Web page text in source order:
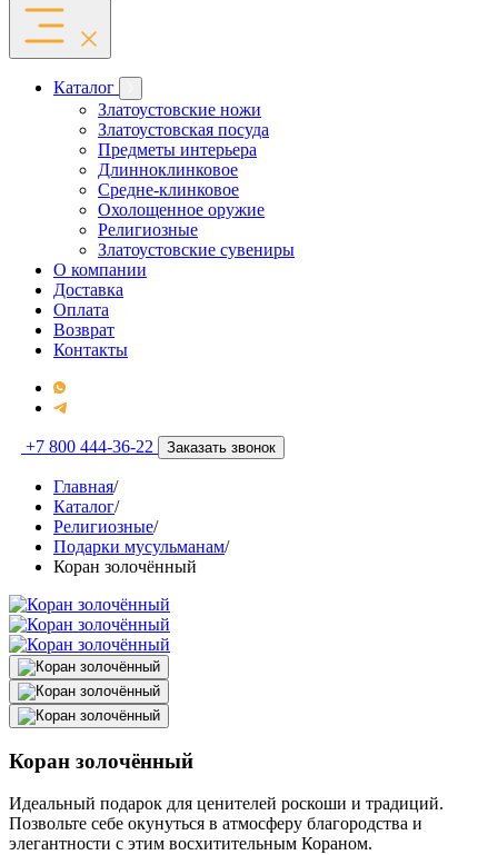
Каталог
Златоустовские ножи
Златоустовская посуда
Предметы интерьера
Длинноклинковое
Средне-клинковое
Охолощенное оружие
Религиозные
Златоустовские сувениры
О компании
Доставка
Оплата
Возврат
Контакты
+7 800 444-36-22 Заказать звонок
Главная/
Каталог/
Религиозные/
Подарки мусульманам/
Коран золочённый
Коран золочённый
Идеальный подарок для ценителей роскоши и традиций.
Позвольте себе окунуться в атмосферу благородства и
элегантности с этим восхитительным Кораном.